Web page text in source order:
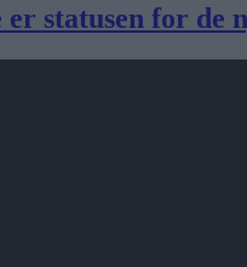
statusen for de